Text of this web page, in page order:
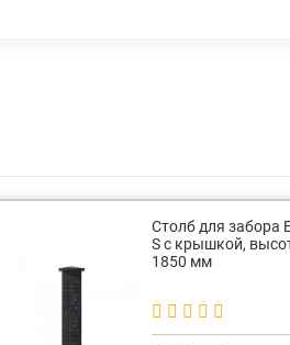
Столб для забора
S с крышкой,
1850 мм